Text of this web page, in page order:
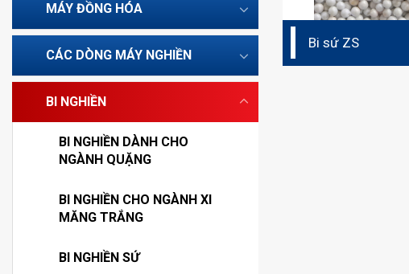
MÁY ĐỒNG HÓA
CÁC DÒNG MÁY NGHIỀN
BI NGHIỀN
BI NGHIỀN DÀNH CHO
NGÀNH QUẶNG
BI NGHIỀN CHO NGÀNH XI
MĂNG TRẮNG
BI NGHIỀN SỨ
Bi sứ ZS